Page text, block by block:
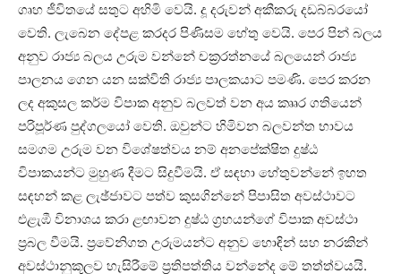
ගෘහ ජීවිතයේ සතුට අහිමි වෙයි. දූ දරුවන් අකීකරු දඩබ්බරයෝ
වෙති. ලැබෙන දේපළ කරදර පිණිසම හේතු වෙයි. පෙර පින් බලය
අනුව රාජ්‍ය බලය උරුම වන්නේ චක්‍රරත්නයේ බලයෙන් රාජ්‍ය
පාලනය ගෙන යන සක්‌විති රාජ්‍ය පාලකයාට පමණි. පෙර කරන
ලද අකුසල කර්ම විපාක අනුව බලවත් වන අය කෲර ගතියෙන්
පරිපූර්ණ පුද්ගලයෝ වෙති. ඔවුන්ට හිමිවන බලවන්ත භාවය
සමගම උරුම වන විශේෂත්වය නම් අනපේක්‌ෂිත දුෂ්ඨ
විපාකයන්ට මුහුණ දීමට සිදුවීමයි. ඒ සඳහා හේතුවන්නේ ඉහත
සඳහන් කළ ලැඡ්ජාවට පත්ව කුසගින්නේ පිපාසිත අවස්‌ථාවට
එළැඹී විනාශය කරා ළඟාවන දුෂ්ඨ ග්‍රහයන්ගේ විපාක අවස්‌ථා
ප්‍රබල වීමයි. ප්‍රවේනිගත උරුමයන්ට අනුව හොඳින් සහ නරකින්
අවස්‌ථානුකූලව හැසිරීමේ ප්‍රතිපත්තිය වන්නේද මේ තත්ත්වයයි.